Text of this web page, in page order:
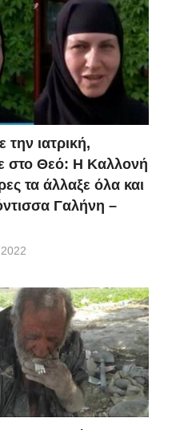
ιατρική,
στο Θεό: Η Καλλονή
τα άλλαξε όλα και
Γαλήνη –